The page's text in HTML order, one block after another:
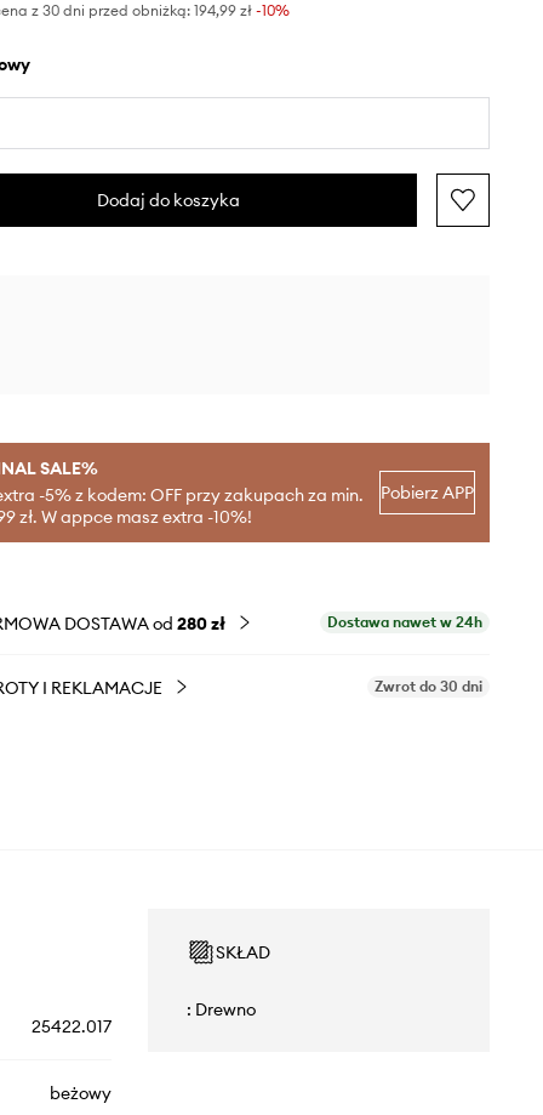
z 30 dni przed obniżką: 194,99 zł -10%
Dodaj do koszyka
SALE%
-5% z kodem: OFF przy zakupach za min.
zł. W appce masz extra -10%!
Pobierz APP
DOSTAWA od 280 zł Dostawa nawet w 24h
I REKLAMACJE Zwrot do 30 dni
25422.017
beżowy
SKŁAD
: Drewno